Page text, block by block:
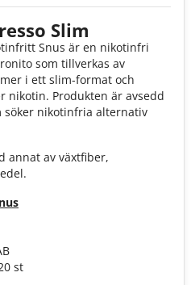
Slim
Snus är en nikotinfri
som tillverkas av
i ett slim-format och
nikotin. Produkten är avsedd
söker nikotinfria alternativ
annat av växtfiber,
st